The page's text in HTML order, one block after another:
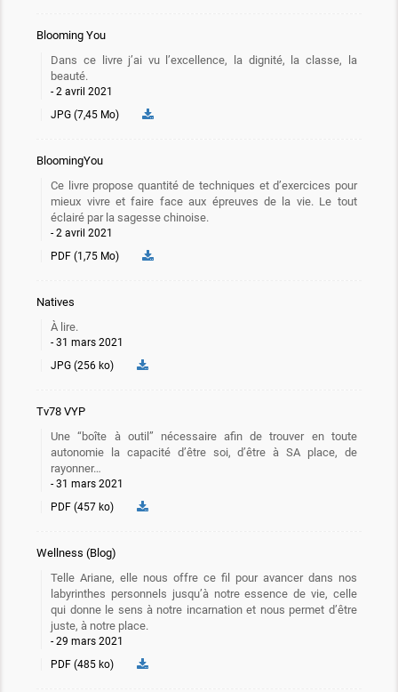
Blooming You
Dans ce livre j’ai vu l’excellence, la dignité, la classe, la
beauté.
2 avril 2021
JPG (7,45 Mo)
BloomingYou
Ce livre propose quantité de techniques et d’exercices pour
mieux vivre et faire face aux épreuves de la vie. Le tout
éclairé par la sagesse chinoise.
2 avril 2021
PDF (1,75 Mo)
Natives
À lire.
31 mars 2021
JPG (256 ko)
Tv78 VYP
Une “boîte à outil” nécessaire afin de trouver en toute
autonomie la capacité d’être soi, d’être à SA place, de
rayonner…
31 mars 2021
PDF (457 ko)
Wellness (Blog)
Telle Ariane, elle nous offre ce fil pour avancer dans nos
labyrinthes personnels jusqu’à notre essence de vie, celle
qui donne le sens à notre incarnation et nous permet d’être
juste, à notre place.
29 mars 2021
PDF (485 ko)